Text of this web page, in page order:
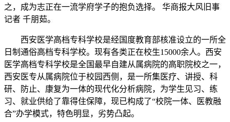
之，成为志正在一流学府学子的抱负选择。 华商报大风旧事
记者 千朋茹。
西安医学高档专科学校是经国度教育部核准设立的一所全
日制通俗高档专科学校。现有各类正在校生15000余人。西安
医学高档专科学校是全国最早自建从属病院的高职院校之一，
西安医专从属病院位于校园西侧，是一所集医疗、讲授、科
研、防止、康复为一体的现代化分析病院，为学生见习、练
习、就业供给了靠得住保障，现已构成了“校院一体、医教融
合”办学模式，特色明显，劣势凸起。